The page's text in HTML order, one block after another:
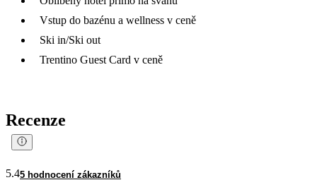
Vstup do bazénu a wellness v ceně
Ski in/Ski out
Trentino Guest Card v ceně
Recenze
5.45 hodnocení zákazníků